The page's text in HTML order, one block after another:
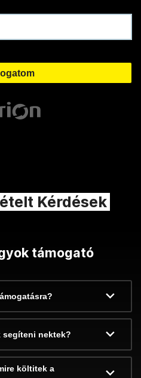
Kérdések
támogató
segíteni nektek?
költitek a